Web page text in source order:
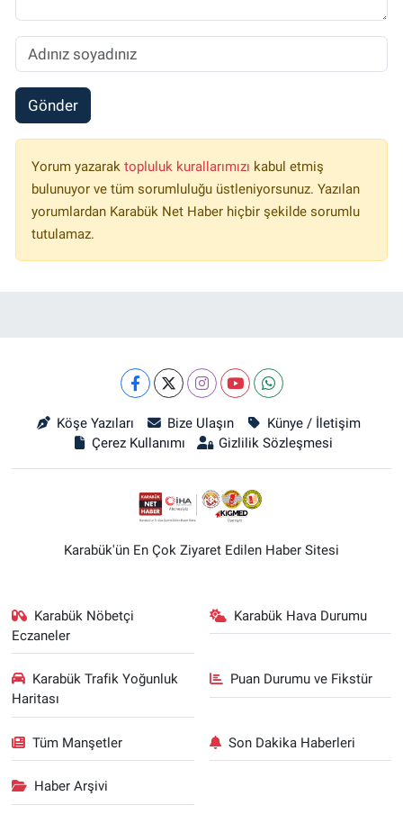
Gönder
Yorum yazarak topluluk kurallarımızı kabul etmiş
bulunuyor ve tüm sorumluluğu üstleniyorsunuz. Yazılan
yorumlardan Karabük Net Haber hiçbir şekilde sorumlu
tutulamaz.
Köşe Yazıları Bize Ulaşın
Künye / İletişim
Çerez Kullanımı
Gizlilik Sözleşmesi
Karabük'ün En Çok Ziyaret Edilen Haber Sitesi
Karabük Nöbetçi
Eczaneler
Karabük Hava Durumu
Karabük Trafik Yoğunluk
Haritası
Puan Durumu ve Fikstür
Tüm Manşetler Son Dakika Haberleri
Haber Arşivi